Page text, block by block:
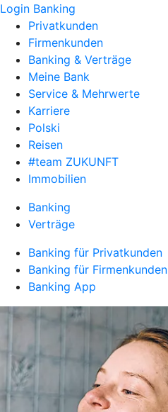
Login Banking
Privatkunden
Firmenkunden
Banking & Verträge
Meine Bank
Service & Mehrwerte
Karriere
Polski
Reisen
#team ZUKUNFT
Immobilien
Banking
Verträge
Banking für Privatkunden
Banking für Firmenkunden
Banking App